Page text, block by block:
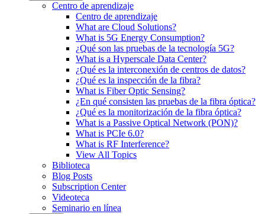
Centro de aprendizaje
Centro de aprendizaje
What are Cloud Solutions?
What is 5G Energy Consumption?
¿Qué son las pruebas de la tecnología 5G?
What is a Hyperscale Data Center?
¿Qué es la interconexión de centros de datos?
¿Qué es la inspección de la fibra?
What is Fiber Optic Sensing?
¿En qué consisten las pruebas de la fibra óptica?
¿Qué es la monitorización de la fibra óptica?
What is a Passive Optical Network (PON)?
What is PCIe 6.0?
What is RF Interference?
View All Topics
Biblioteca
Blog Posts
Subscription Center
Videoteca
Seminario en línea